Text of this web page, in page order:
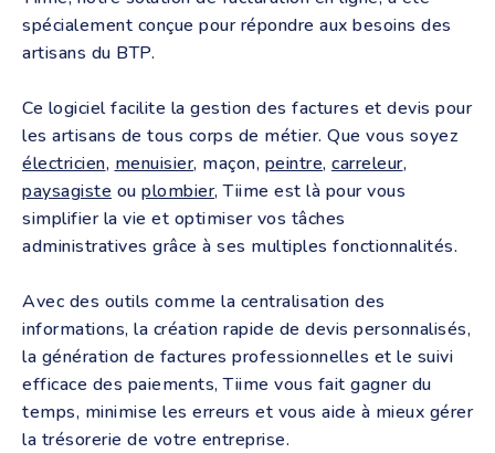
spécialement conçue pour répondre aux besoins des
artisans du BTP.
Ce logiciel facilite la gestion des factures et devis pour
les artisans de tous corps de métier. Que vous soyez
électricien, menuisier, maçon, peintre, carreleur,
paysagiste ou plombier, Tiime est là pour vous
simplifier la vie et optimiser vos tâches
administratives grâce à ses multiples fonctionnalités.
Avec des outils comme la centralisation des
informations, la création rapide de devis personnalisés,
la génération de factures professionnelles et le suivi
efficace des paiements, Tiime vous fait gagner du
temps, minimise les erreurs et vous aide à mieux gérer
la trésorerie de votre entreprise.